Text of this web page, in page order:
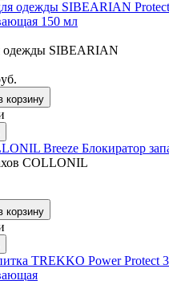
одежды SIBEARIAN
корзину
COLLONIL
корзину